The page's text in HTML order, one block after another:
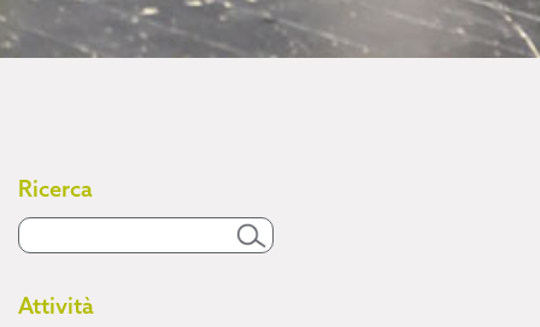
Ricerca
Attività